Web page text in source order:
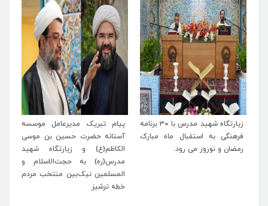
زیارتگاه شهید مدرس با ۳۰ برنامه
فرهنگی به استقبال ماه مبارک
رمضان و نوروز می رود.
پیام تبریک مدیرعامل موسسه
آستانه حضرت حسین بن موسی
الکاظم(ع) و زیارتگاه شهید
مدرس(ره) به حجت‌الاسلام و
المسلمین نیک‌بین منتخب مردم
خطه ترشیز